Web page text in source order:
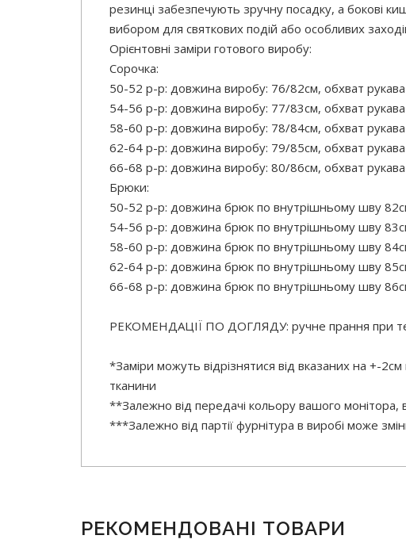
резинці забезпечують зручну посадку, а бокові
вибором для святкових подій або особливих
Орієнтовні заміри готового виробу:
Сорочка:
50-52 р-р: довжина виробу: 76/82см, обхват
54-56 р-р: довжина виробу: 77/83см, обхват
58-60 р-р: довжина виробу: 78/84см, обхват
62-64 р-р: довжина виробу: 79/85см, обхват
66-68 р-р: довжина виробу: 80/86см, обхват
Брюки:
50-52 р-р: довжина брюк по внутрішньому шву
54-56 р-р: довжина брюк по внутрішньому шву
58-60 р-р: довжина брюк по внутрішньому шву
62-64 р-р: довжина брюк по внутрішньому шву
66-68 р-р: довжина брюк по внутрішньому шву
РЕКОМЕНДАЦІЇ ПО ДОГЛЯДУ: ручне прання при
*Заміри можуть відрізнятися від вказаних на +-
тканини
**Залежно від передачі кольору вашого монітора,
***Залежно від партії фурнітура в виробі може
РЕКОМЕНДОВАНІ ТОВАРИ